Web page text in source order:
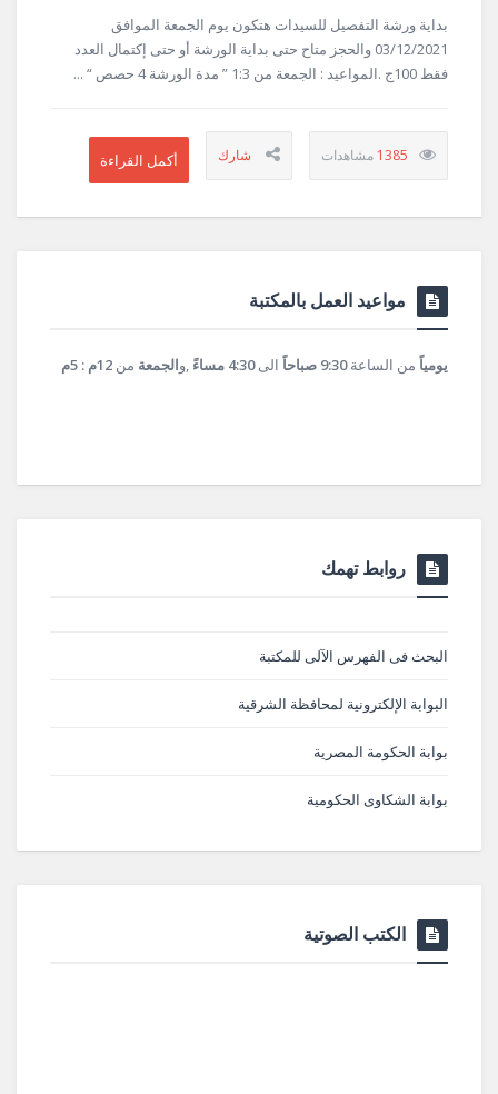
بداية ورشة التفصيل للسيدات هتكون يوم الجمعة الموافق
03/12/2021 والحجز متاح حتى بداية الورشة أو حتى إكتمال العدد
فقط 100ج .المواعيد : الجمعة من 1:3 ” مدة الورشة 4 حصص “ ...
1385
مواعيد العمل بالمكتبة
يومياً من الساعة9:30 صباحاً الى4:30 مساءً ,والجمعة من 12م : 5م
روابط تهمك
البحث فى الفهرس الآلى للمكتبة
البوابة الإلكترونية لمحافظة الشرقية
بوابة الحكومة المصرية
بوابة الشكاوى الحكومية
الكتب الصوتية